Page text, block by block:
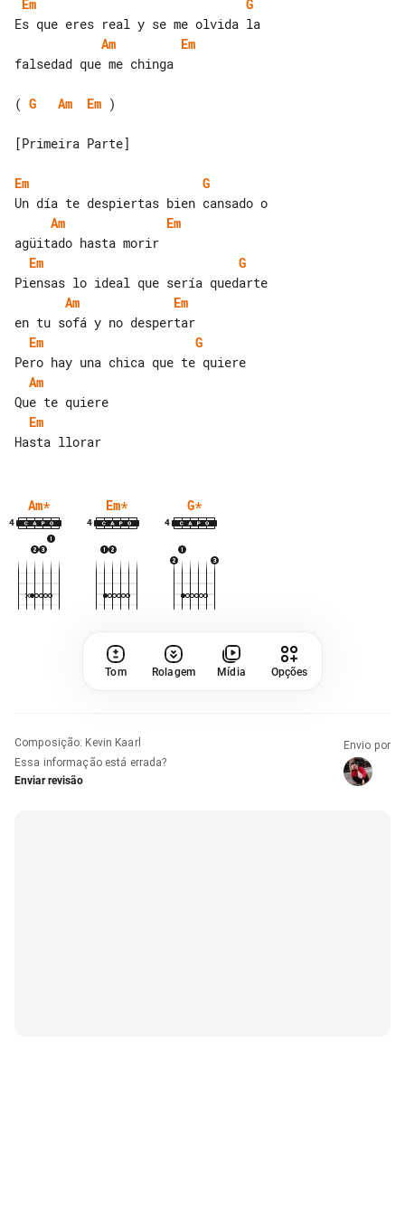
Em
G
Am
Em
falsedad que me chinga
( G Am Em )
[Primeira Parte]
Em
G
Am
Em
Em
G
Am
Em
Em
G
Am
Em
Am*
4
Em*
4
G*
4
Tom Rolagem Mídia Opções
Composição: Kevin Kaarl
Essa informação está errada?
Enviar revisão
Envio por